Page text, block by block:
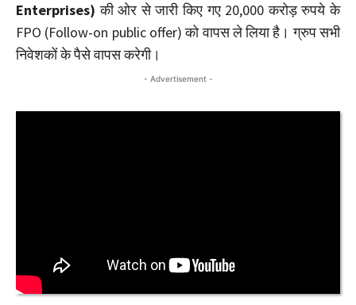
Enterprises) की ओर से जारी किए गए 20,000 करोड़ रुपये के
FPO (Follow-on public offer) को वापस ले लिया है। ग्रुप सभी
निवेशकों के पैसे वापस करेगी।
- Advertisement -